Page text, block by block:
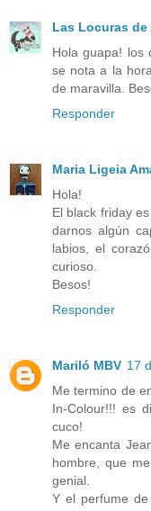
Las Locuras de
Hola guapa! los
se nota a la
de maravilla.
Responder
Maria Ligeia
Hola!
El black friday
darnos algún
labios, el
curioso.
Besos!
Responder
Mariló MBV 17
Me termino de
In-Colour!!! es
cuco!
Me encanta
hombre, que
genial.
Y el perfume